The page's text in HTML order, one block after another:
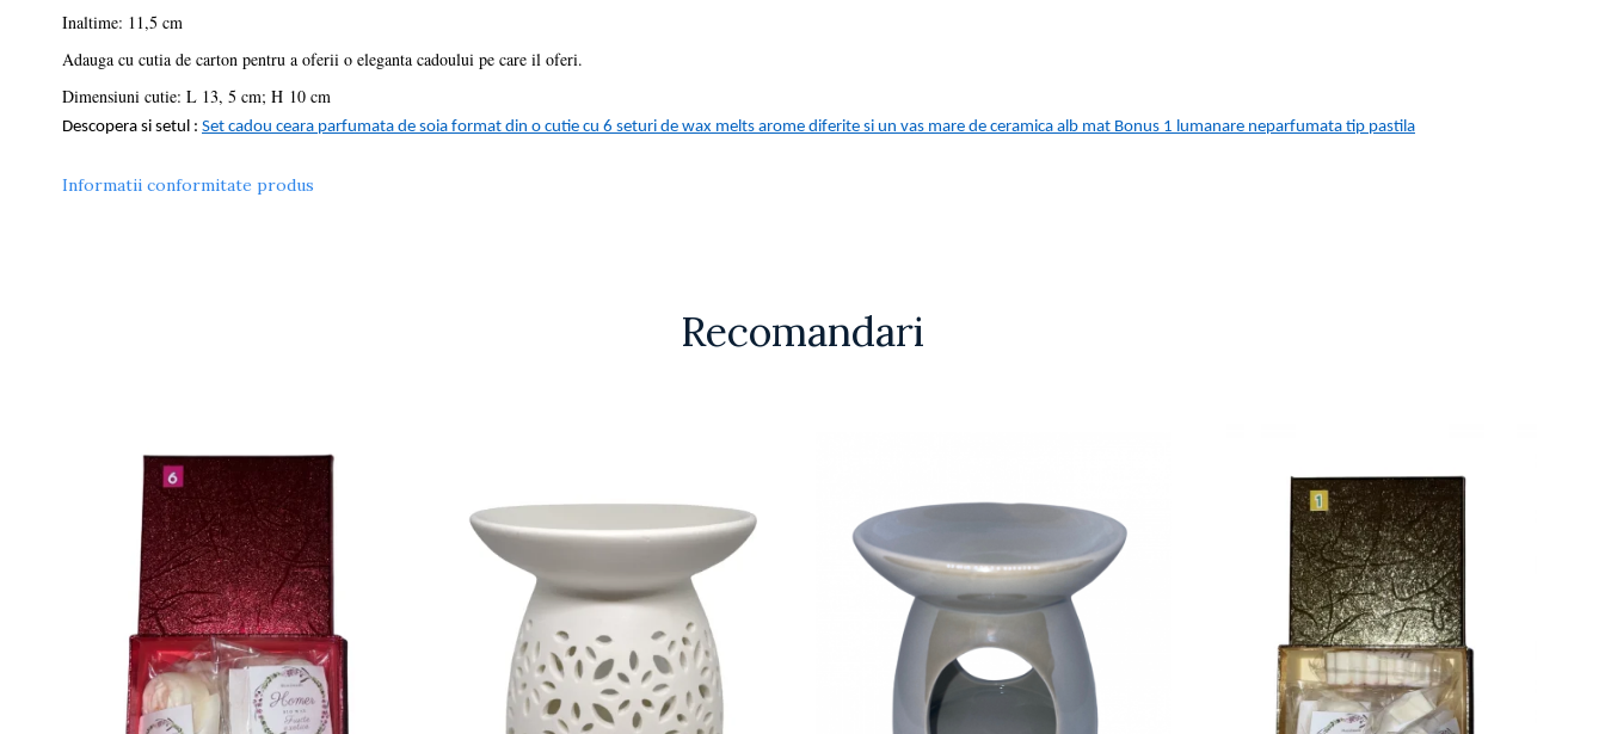
Inaltime: 11,5 cm
Adauga cu cutia de carton pentru a oferii o eleganta cadoului pe care il oferi.
Dimensiuni cutie: L 13, 5 cm; H 10 cm
Descopera si setul : Set cadou ceara parfumata de soia format din o cutie cu 6 seturi de wax melts arome diferite si un vas mare de ceramica alb mat Bonus 1 lumanare neparfumata tip pastila
Informatii conformitate produs
Recomandari